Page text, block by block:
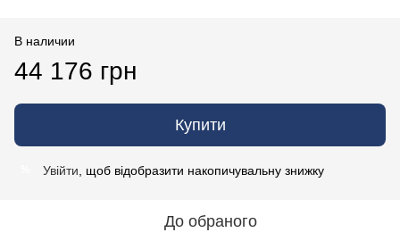
В наличии
44 176 грн
Купити
Увійти , щоб відобразити накопичувальну знижку
До обраного